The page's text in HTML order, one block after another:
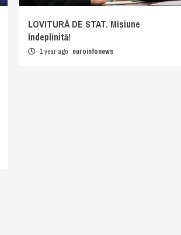
LOVITURĂ DE STAT. Misiune
îndeplinită!
1 year ago euroinfonews